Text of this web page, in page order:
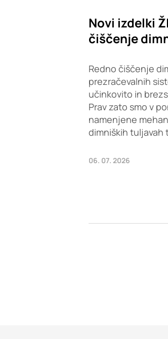
Novi izdelki
čiščenje
Redno čiščenje
prezračevalnih
učinkovito in
Prav zato smo v
namenjene
dimniških tuljavah
06. 07. 2026